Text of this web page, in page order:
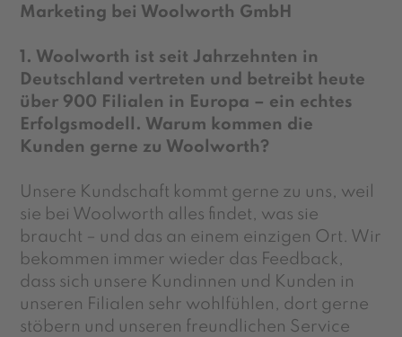
Marketing bei Woolworth GmbH
1. Woolworth ist seit Jahrzehnten in
Deutschland vertreten und betreibt heute
über 900 Filialen in Europa – ein echtes
Erfolgsmodell. Warum kommen die
Kunden gerne zu Woolworth?
Unsere Kundschaft kommt gerne zu uns, weil
sie bei Woolworth alles findet, was sie
braucht – und das an einem einzigen Ort. Wir
bekommen immer wieder das Feedback,
dass sich unsere Kundinnen und Kunden in
unseren Filialen sehr wohlfühlen, dort gerne
stöbern und unseren freundlichen Service